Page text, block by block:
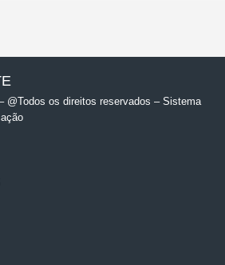
@Todos os direitos reservados – Sistema